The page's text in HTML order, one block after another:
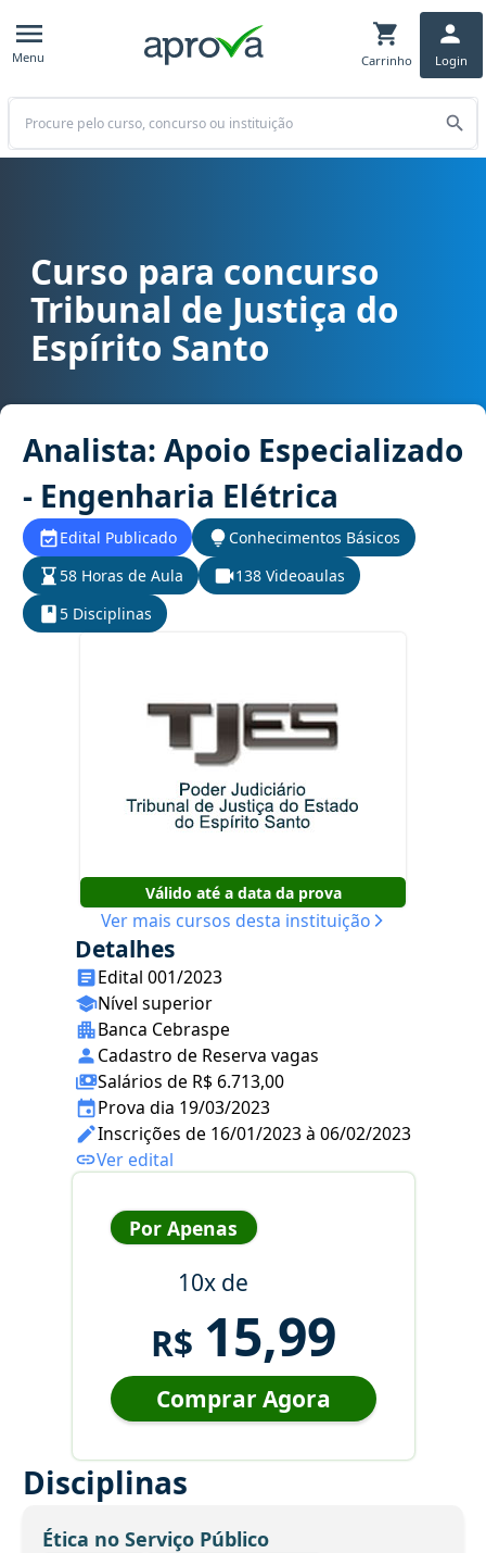
Menu Carrinho Login
Buscar
Curso para concurso TJ ES - Tribunal de Justiça do Espírito Santo
Curso para concurso
Tribunal de Justiça do
Espírito Santo
Analista: Apoio Especializado
- Engenharia Elétrica
Edital Publicado
Conhecimentos Básicos
58 Horas de Aula
138 Videoaulas
5 Disciplinas
Válido até a data da prova
Ver mais cursos desta instituição
Detalhes
Edital 001/2023
Nível superior
Banca Cebraspe
Cadastro de Reserva vagas
Salários de R$ 6.713,00
Prova dia 19/03/2023
Inscrições de 16/01/2023 à 06/02/2023
Ver edital
Por Apenas
10x de
R$ 15,99
Comprar Agora
Disciplinas
Ética no Serviço Público